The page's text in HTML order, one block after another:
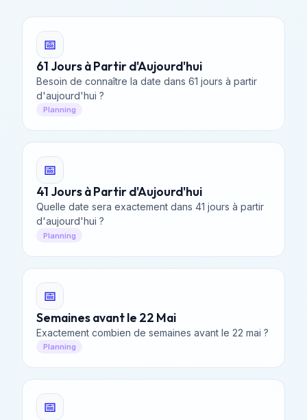
📅
61 Jours à Partir d'Aujourd'hui
Besoin de connaître la date dans 61 jours à partir
d'aujourd'hui ?
Planning
📅
41 Jours à Partir d'Aujourd'hui
Quelle date sera exactement dans 41 jours à partir
d'aujourd'hui ?
Planning
📅
Semaines avant le 22 Mai
Exactement combien de semaines avant le 22 mai ?
Planning
📅